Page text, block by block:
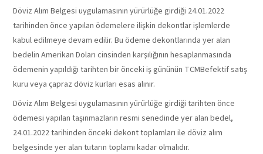
Döviz Alım Belgesi uygulamasının yürürlüğe girdiği 24.01.2022
tarihinden önce yapılan ödemelere ilişkin dekontlar işlemlerde
kabul edilmeye devam edilir. Bu ödeme dekontlarında yer alan
bedelin Amerikan Doları cinsinden karşılığının hesaplanmasında
ödemenin yapıldığı tarihten bir önceki iş gününün TCMBefektif satış
kuru veya çapraz döviz kurları esas alınır.
Döviz Alım Belgesi uygulamasının yürürlüğe girdiği tarihten önce
ödemesi yapılan taşınmazların resmi senedinde yer alan bedel,
24.01.2022 tarihinden önceki dekont toplamları ile döviz alım
belgesinde yer alan tutarın toplamı kadar olmalıdır.